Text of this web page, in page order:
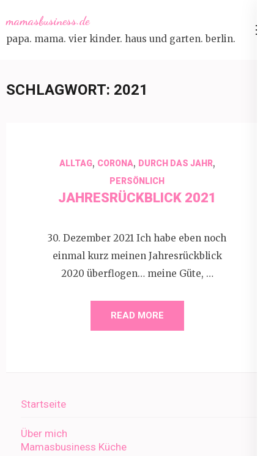
to
content
mamasbusiness.de
papa. mama. vier kinder. haus und garten. berlin.
SCHLAGWORT: 2021
ALLTAG, CORONA, DURCH DAS JAHR,
PERSÖNLICH
JAHRESRÜCKBLICK 2021
30. Dezember 2021 Ich habe eben noch
einmal kurz meinen Jahresrückblick
2020 überflogen… meine Güte, …
READ MORE
Startseite
Über mich
Mamasbusiness Küche